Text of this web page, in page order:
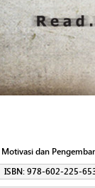
Motivasi dan
ISBN: 978-602-225-